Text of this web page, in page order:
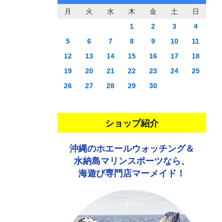
月 火 水 木 金 土
日
1
2 3
4
5
6 7 8 9 10
11
12
13 14 15 16 17
18
19
20 21 22 23 24
25
26
27 28 29 30
ショップ紹介
沖縄のホエールウォッチング＆
水納島マリンスポーツなら、
海遊び専門店マーメイド！